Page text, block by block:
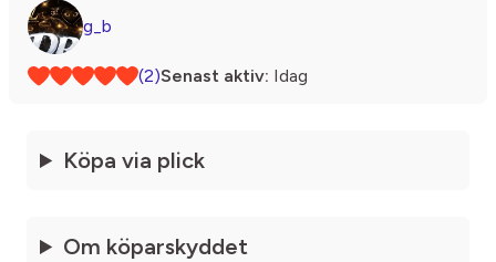
g_b
(2)Senast aktiv: Idag
Köpa via plick
Om köparskyddet